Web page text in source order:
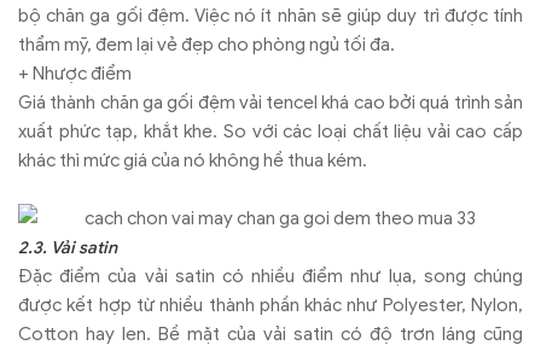
bộ chăn ga gối đệm. Việc nó ít nhăn sẽ giúp duy trì được tính
thẩm mỹ, đem lại vẻ đẹp cho phòng ngủ tối đa.
+ Nhược điểm
Giá thành chăn ga gối đệm vải tencel khá cao bởi quá trình sản
xuất phức tạp, khắt khe. So với các loại chất liệu vải cao cấp
khác thì mức giá của nó không hề thua kém.
2.3. Vải satin
Đặc điểm của vải satin có nhiều điểm như lụa, song chúng
được kết hợp từ nhiều thành phần khác như Polyester, Nylon,
Cotton hay len. Bề mặt của vải satin có độ trơn láng cũng